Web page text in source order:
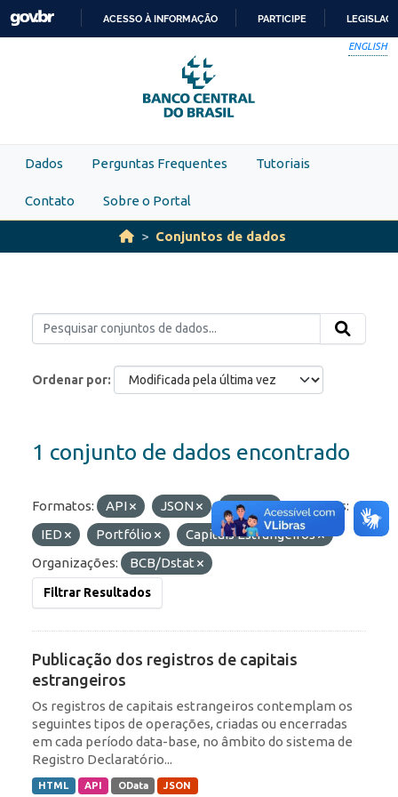
Skip to main content
PARA
O
CONTEÚDO
ACESSO À INFORMAÇÃO PARTICIPE
ENGLISH
Dados Perguntas Frequentes Tutoriais
Contato Sobre o Portal
Conjuntos de dados
Ordenar por
1 conjunto de dados encontrado
Formatos: API JSON HTML
Etiquetas:
IED
Portfólio
Capitais Estrangeiros
Organizações:
BCB/Dstat
Filtrar Resultados
Publicação dos registros de capitais
estrangeiros
Os registros de capitais estrangeiros contemplam os
seguintes tipos de operações, criadas ou encerradas
em cada período data-base, no âmbito do sistema de
Registro Declaratório...
HTML API OData JSON